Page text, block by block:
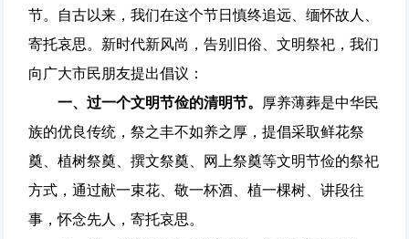
节。自古以来，我们在这个节日慎终追远、缅怀故人、
寄托哀思。新时代新风尚，告别旧俗、文明祭祀，我们
向广大市民朋友提出倡议：
一、过一个文明节俭的清明节。
厚养薄葬是中华民
族的优良传统，祭之丰不如养之厚，提倡采取鲜花祭
奠、植树祭奠、撰文祭奠、网上祭奠等文明节俭的祭祀
方式，通过献一束花、敬一杯酒、植一棵树、讲段往
事，怀念先人，寄托哀思。